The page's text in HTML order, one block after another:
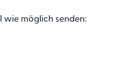
wie möglich senden: